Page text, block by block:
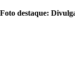
Foto destaque: